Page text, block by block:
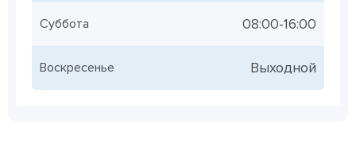
Суббота 08:00-16:00
Воскресенье Выходной